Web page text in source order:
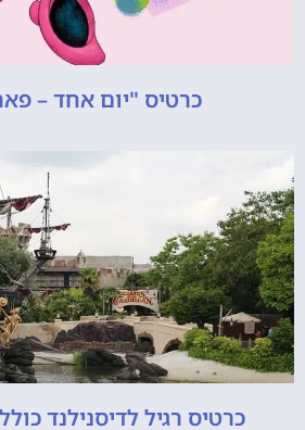
כרטיס "יום אחד –
כרטיס רגיל לדיסנילנד